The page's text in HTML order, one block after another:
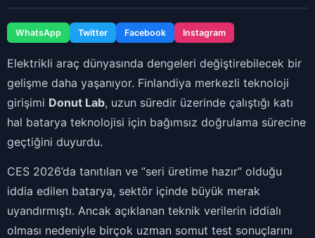
WhatsApp Twitter Facebook Instagram
Elektrikli araç dünyasında dengeleri değiştirebilecek bir
gelişme daha yaşanıyor. Finlandiya merkezli teknoloji
girişimi Donut Lab, uzun süredir üzerinde çalıştığı katı
hal batarya teknolojisi için bağımsız doğrulama sürecine
geçtiğini duyurdu.
CES 2026’da tanıtılan ve “seri üretime hazır” olduğu
iddia edilen batarya, sektör içinde büyük merak
uyandırmıştı. Ancak açıklanan teknik verilerin iddialı
olması nedeniyle birçok uzman somut test sonuçlarını